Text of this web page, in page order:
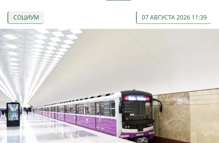
СОЦИУМ 07 АВГУСТА 2026 11:39